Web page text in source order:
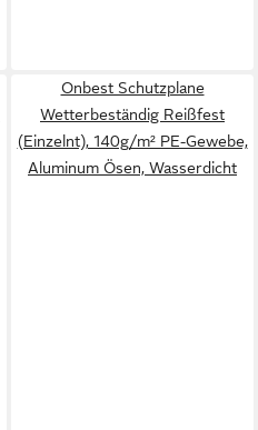
Onbest Schutzplane
Wetterbeständig Reißfest
(Einzelnt), 140g/m² PE-Gewebe,
Aluminum Ösen, Wasserdicht